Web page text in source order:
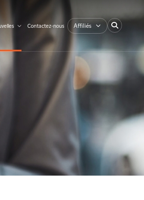
Contactez-nous Affiliés